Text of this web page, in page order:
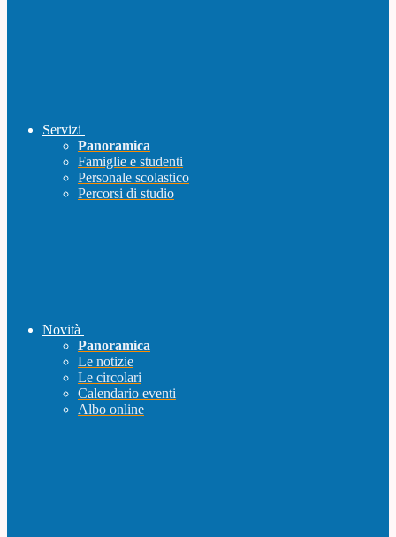
Servizi
Panoramica
Famiglie e studenti
Personale scolastico
Percorsi di studio
Novità
Panoramica
Le notizie
Le circolari
Calendario eventi
Albo online